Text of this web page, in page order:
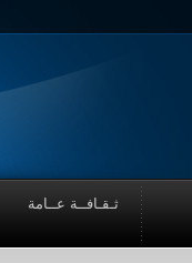
ثـقـافــة عــامة